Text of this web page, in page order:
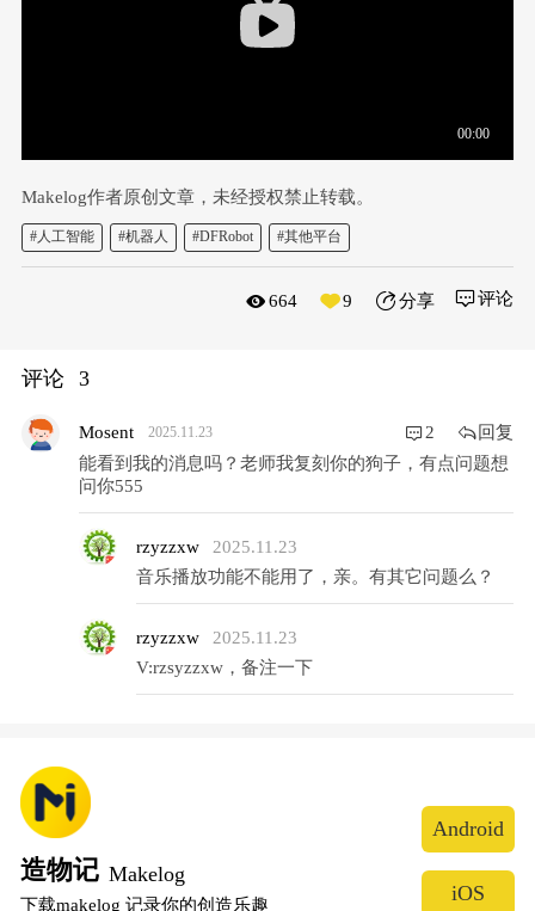
Makelog作者原创文章，未经授权禁止转载。
#人工智能 #机器人 #DFRobot #其他平台
664 9 分享
评论 3
评论
Mosent 2025.11.23 2 回复
能看到我的消息吗？老师我复刻你的狗子，有点问题想
问你555
rzyzzxw
2025.11.23
音乐播放功能不能用了，亲。有其它问题么？
rzyzzxw
2025.11.23
V:rzsyzzxw，备注一下
造物记 Makelog
下载makelog 记录你的创造乐趣
Android
iOS